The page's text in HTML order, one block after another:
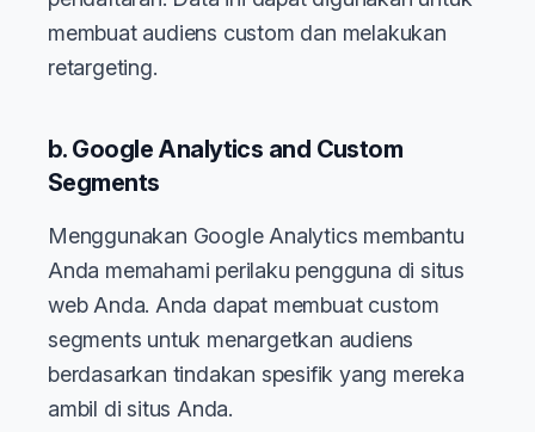
membuat audiens custom dan melakukan
retargeting.
b. Google Analytics and Custom
Segments
Menggunakan Google Analytics membantu
Anda memahami perilaku pengguna di situs
web Anda. Anda dapat membuat custom
segments untuk menargetkan audiens
berdasarkan tindakan spesifik yang mereka
ambil di situs Anda.